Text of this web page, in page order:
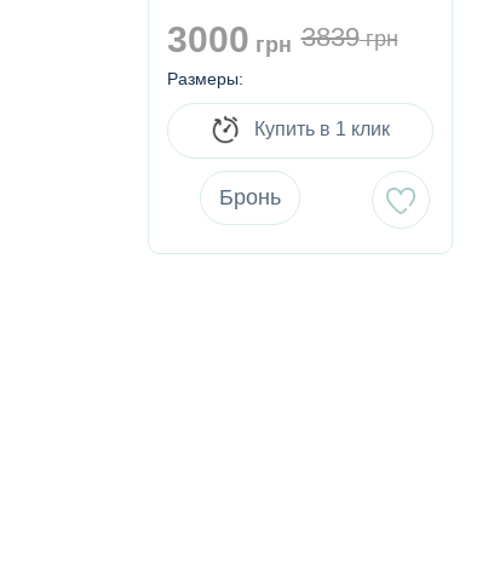
3000 грн 3839грн
Размеры:
Купить в 1 клик
Бронь